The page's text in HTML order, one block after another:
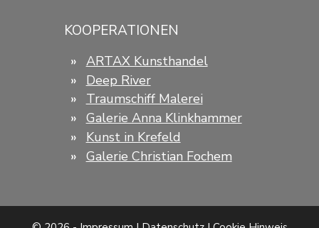
KOOPERATIONEN
ARTAX Kunsthandel
Deep River
Traumschiff Malerei
Galerie Anna Klinkhammer
Kunst in Krefeld
Galerie Christian Fochem